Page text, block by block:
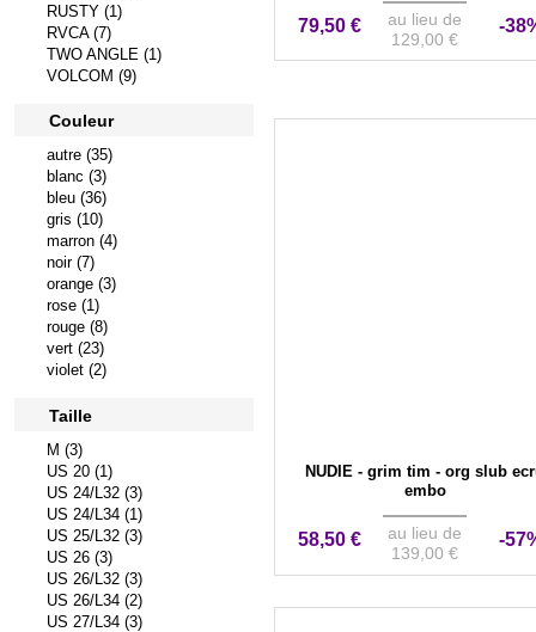
RUSTY (1)
RVCA (7)
TWO ANGLE (1)
VOLCOM (9)
Couleur
autre (35)
blanc (3)
bleu (36)
gris (10)
marron (4)
noir (7)
orange (3)
rose (1)
rouge (8)
vert (23)
violet (2)
Taille
M (3)
US 20 (1)
US 24/L32 (3)
US 24/L34 (1)
US 25/L32 (3)
US 26 (3)
US 26/L32 (3)
US 26/L34 (2)
US 27/L34 (3)
79,50 €
au lieu de
129,00 €
-
NUDIE - grim tim - org slub
embo
58,50 €
au lieu de
139,00 €
-